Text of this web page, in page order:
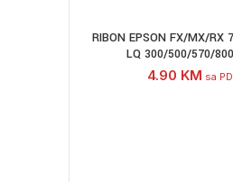
RIBON EPSON FX/MX/RX
LQ 300/500/570/
4.90 KM sa